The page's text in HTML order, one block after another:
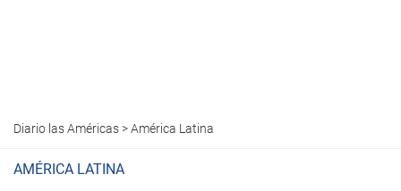
Diario las Américas>América Latina
AMÉRICA LATINA